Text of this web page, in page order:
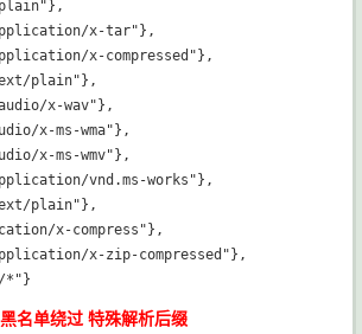
plain"},
x-tar"},
x-compressed"},
plain"},
x-wav"},
x-ms-wma"},
x-ms-wmv"},
vnd.ms-works"},
plain"},
x-compress"},
x-zip-compressed"},
名单绕过 特殊解析后缀